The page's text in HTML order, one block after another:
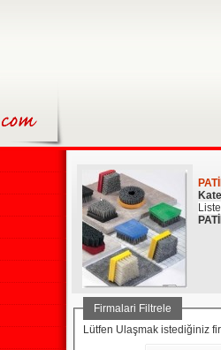
Lütfen Ulaşmak istediğiniz